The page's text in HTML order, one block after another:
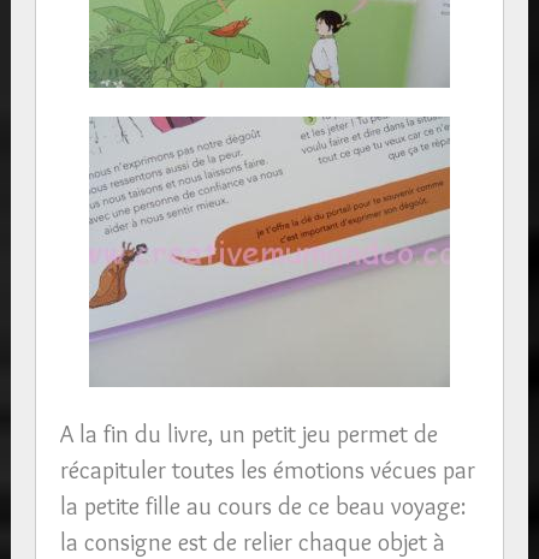
A la fin du livre, un petit jeu permet de
récapituler toutes les émotions vécues par
la petite fille au cours de ce beau voyage:
la consigne est de relier chaque objet à